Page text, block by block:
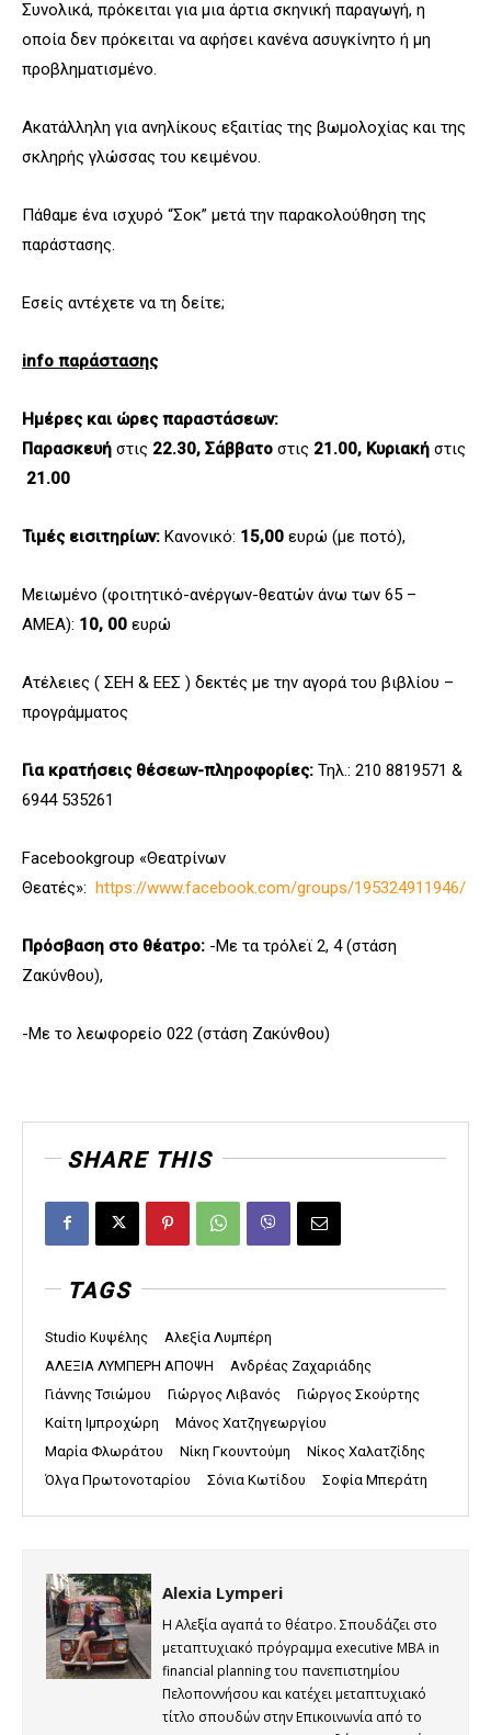
Συνολικά, πρόκειται για μια άρτια σκηνική παραγωγή, η
οποία δεν πρόκειται να αφήσει κανένα ασυγκίνητο ή μη
προβληματισμένο.
Ακατάλληλη για ανηλίκους εξαιτίας της βωμολοχίας και της
σκληρής γλώσσας του κειμένου.
Πάθαμε ένα ισχυρό “Σοκ” μετά την παρακολούθηση της
παράστασης.
Εσείς αντέχετε να τη δείτε;
info παράστασης
Ημέρες και ώρες παραστάσεων:
Παρασκευή στις 22.30, Σάββατο στις 21.00, Κυριακή στις
21.00
Τιμές εισιτηρίων: Κανονικό: 15,00 ευρώ (με ποτό),
Μειωμένο (φοιτητικό-ανέργων-θεατών άνω των 65 –
ΑΜΕΑ): 10, 00 ευρώ
Ατέλειες ( ΣΕΗ & ΕΕΣ ) δεκτές με την αγορά του βιβλίου –
προγράμματος
Για κρατήσεις θέσεων-πληροφορίες: Τηλ.: 210 8819571 &
6944 535261
Facebookgroup «Θεατρίνων
Θεατές»: https://www.facebook.com/groups/195324911946/
Πρόσβαση στο θέατρο: -Με τα τρόλεϊ 2, 4 (στάση
Ζακύνθου),
-Με το λεωφορείο 022 (στάση Ζακύνθου)
SHARE THIS
TAGS
Studio Κυψέλης
Αλεξία Λυμπέρη
ΑΛΕΞΙΑ ΛΥΜΠΕΡΗ ΑΠΟΨΗ
Ανδρέας Ζαχαριάδης
Γιάννης Τσιώμου
Γιώργος Λιβανός
Γιώργος Σκούρτης
Καίτη Ιμπροχώρη
Μάνος Χατζηγεωργίου
Μαρία Φλωράτου
Νίκη Γκουντούμη
Νίκος Χαλατζίδης
Όλγα Πρωτονοταρίου
Σόνια Κωτίδου Σοφία Μπεράτη
Alexia Lymperi
Η Αλεξία αγαπά το θέατρο. Σπουδάζει στο
μεταπτυχιακό πρόγραμμα executive MBA in
financial planning του πανεπιστημίου
Πελοποννήσου και κατέχει μεταπτυχιακό
τίτλο σπουδών στην Επικοινωνία από το